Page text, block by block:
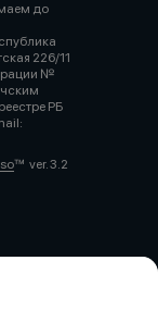
до
226/11
№
РБ
ver. 3.2